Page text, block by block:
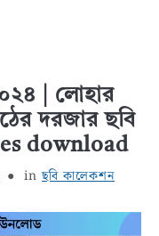
| লোহার
দরজার ছবি
download
inছবি কালেকশন